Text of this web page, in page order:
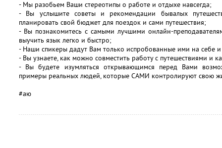
- Мы разобьем Ваши стереотипы о работе и отдыхе навсегда;
- Вы услышите советы и рекомендации бывалых
планировать свой бюджет для поездок и сами путешествия;
- Вы познакомитесь с самыми лучшими онлайн-
выучить язык легко и быстро;
- Наши спикеры дадут Вам только испробованные ими на себе
- Вы узнаете, как можно совместить работу с путешествиями и
- Вы будете изумляться открывающимся перед Вами
примеры реальных людей, которые САМИ контролируют свою
#аю